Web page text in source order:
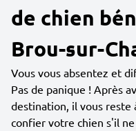
de chien
Brou-sur-
Vous vous absentez et
Pas de panique ! Après
destination, il vous reste
confier votre chien s'il ne